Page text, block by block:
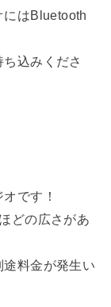
はBluetooth
込みくださ
です！
どの広さがあ
料金が発生い